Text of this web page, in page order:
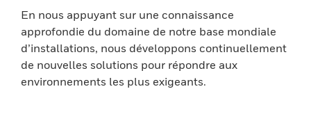
En nous appuyant sur une connaissance
approfondie du domaine de notre base mondiale
d’installations, nous développons continuellement
de nouvelles solutions pour répondre aux
environnements les plus exigeants.